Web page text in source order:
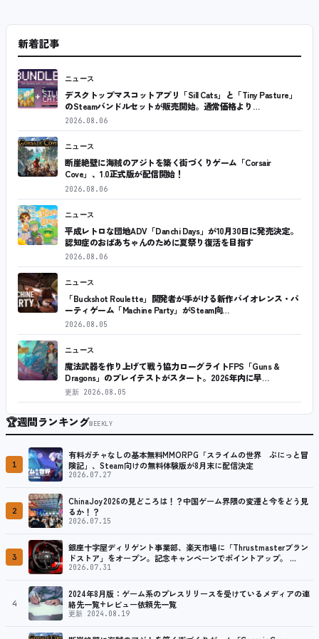
新着記事
ニュース
デスクトップマスコットアプリ「Sill Cats」と「Tiny Pasture」
のSteamバンドルセットが販売開始。通常価格より…
2026.08.06
ニュース
断崖絶壁に海賊のアジトを築く街づくりゲーム「Corsair
Cove」、1.0正式版が配信開始！
2026.08.06
ニュース
平成レトロな団地ADV「Danchi Days」が10月30日に発売決定。
認知症のおばあちゃんのために夏祭り復活を目指す
2026.08.06
ニュース
「Buckshot Roulette」開発者が手がける新作バイオレンス・パ
ーティゲーム「Machine Party」がSteam向…
2026.08.05
ニュース
魔法武器を作り上げて戦う協力ローグライトFPS「Guns &
Dragons」のプレイテストがスタート。2026年内に早…
更新 2026.08.05
🏆週間ランキングWEEKLY
1
有料ガチャなしの基本無料MMORPG「スライムの世界 ぷにっと冒
険記」、Steam向けの無料体験版が8月末に配信決定
2026.07.27
2
ChinaJoy2026の見どころは！？中国ゲーム界隈の変遷と今をどう見
るか！？
2026.07.15
3
銀座十字屋ディリゲント事業部、楽天市場に「Thrustmasterブラン
ドストア」をオープン。記念キャンペーンでポイントアップ。 …
2026.07.31
4
2024年8月版：ゲーム系のプレスリリースを受けているメディアの連
絡先一覧+レビュー依頼先一覧
更新 2024.08.19